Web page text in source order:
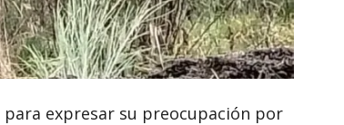
para expresar su preocupación por